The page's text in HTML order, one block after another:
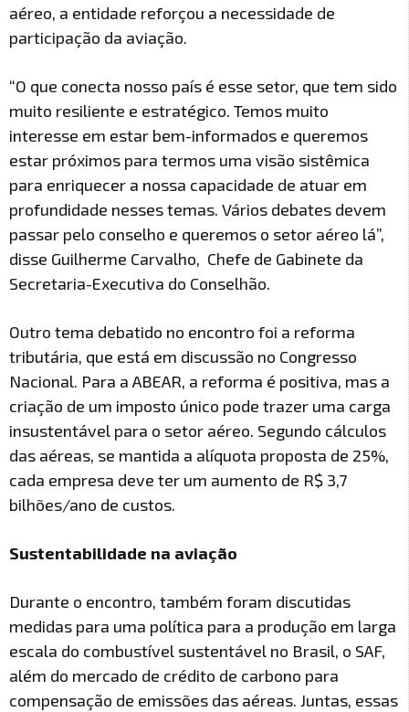
aéreo, a entidade reforçou a necessidade de
participação da aviação.
“O que conecta nosso país é esse setor, que tem sido
muito resiliente e estratégico. Temos muito
interesse em estar bem-informados e queremos
estar próximos para termos uma visão sistêmica
para enriquecer a nossa capacidade de atuar em
profundidade nesses temas. Vários debates devem
passar pelo conselho e queremos o setor aéreo lá”,
disse Guilherme Carvalho, Chefe de Gabinete da
Secretaria-Executiva do Conselhão.
Outro tema debatido no encontro foi a reforma
tributária, que está em discussão no Congresso
Nacional. Para a ABEAR, a reforma é positiva, mas a
criação de um imposto único pode trazer uma carga
insustentável para o setor aéreo. Segundo cálculos
das aéreas, se mantida a alíquota proposta de 25%,
cada empresa deve ter um aumento de R$ 3,7
bilhões/ano de custos.
Sustentabilidade na aviação
Durante o encontro, também foram discutidas
medidas para uma política para a produção em larga
escala do combustível sustentável no Brasil, o SAF,
além do mercado de crédito de carbono para
compensação de emissões das aéreas. Juntas, essas